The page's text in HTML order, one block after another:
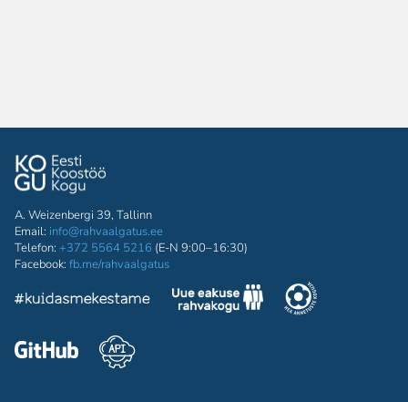
A. Weizenbergi 39, Tallinn
Email: info@rahvaalgatus.ee
Telefon: +372 5564 5216 (E-N 9:00–16:30)
Facebook: fb.me/rahvaalgatus